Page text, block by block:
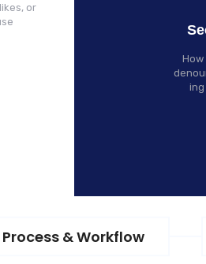
or
ing
Process & Workflow